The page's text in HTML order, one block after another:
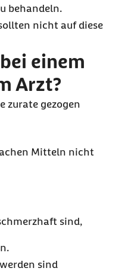
behandeln.
nicht auf diese
einem
Arzt?
zurate gezogen
Mitteln nicht
sind,
sind